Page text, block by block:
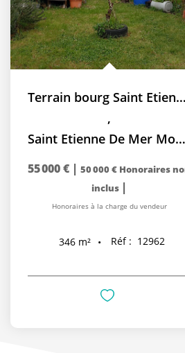
Terrain bourg Saint Etienne De Mer Morte 346 m2
,
Saint Etienne De Mer Morte
55 000 € | 50 000 € Honoraires
inclus |
Honoraires à la charge du vendeur
346 m² Réf : 12962